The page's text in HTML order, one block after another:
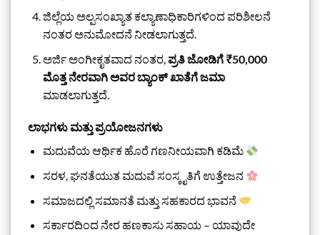
ಜಿಲ್ಲೆಯ ಅಲ್ಪಸಂಖ್ಯಾತ ಕಲ್ಯಾಣಾಧಿಕಾರಿಗಳಿಂದ ಪರಿಶೀಲನೆ
ನಂತರ ಅನುಮೋದನೆ ನೀಡಲಾಗುತ್ತದೆ.
ಅರ್ಜಿ ಅಂಗೀಕೃತವಾದ ನಂತರ, ಪ್ರತಿ ಜೋಡಿಗೆ ₹50,000
ಮೊತ್ತ ನೇರವಾಗಿ ಅವರ ಬ್ಯಾಂಕ್ ಖಾತೆಗೆ ಜಮಾ
ಮಾಡಲಾಗುತ್ತದೆ.
ಲಾಭಗಳು ಮತ್ತು ಪ್ರಯೋಜನಗಳು
ಮದುವೆಯ ಆರ್ಥಿಕ ಹೊರೆ ಗಣನೀಯವಾಗಿ ಕಡಿಮೆ
ಸರಳ, ಘನತೆಯುತ ಮದುವೆ ಸಂಸ್ಕೃತಿಗೆ ಉತ್ತೇಜನ
ಸಮಾಜದಲ್ಲಿ ಸಮಾನತೆ ಮತ್ತು ಸಹಕಾರದ ಭಾವನೆ
ಸರ್ಕಾರದಿಂದ ನೇರ ಹಣಕಾಸು ಸಹಾಯ – ಯಾವುದೇ